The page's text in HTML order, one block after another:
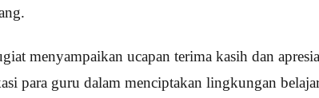
menyampaikan ucapan terima kasih dan
para guru dalam menciptakan lingkungan